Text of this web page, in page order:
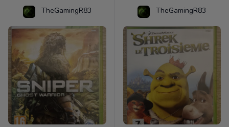
TheGamingR83 TheGamingR83